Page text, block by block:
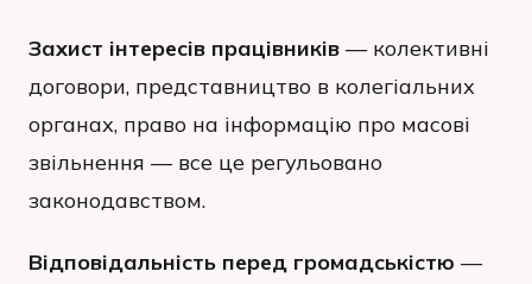
Захист інтересів працівників — колективні
договори, представництво в колегіальних
органах, право на інформацію про масові
звільнення — все це регульовано
законодавством.
Відповідальність перед громадськістю —